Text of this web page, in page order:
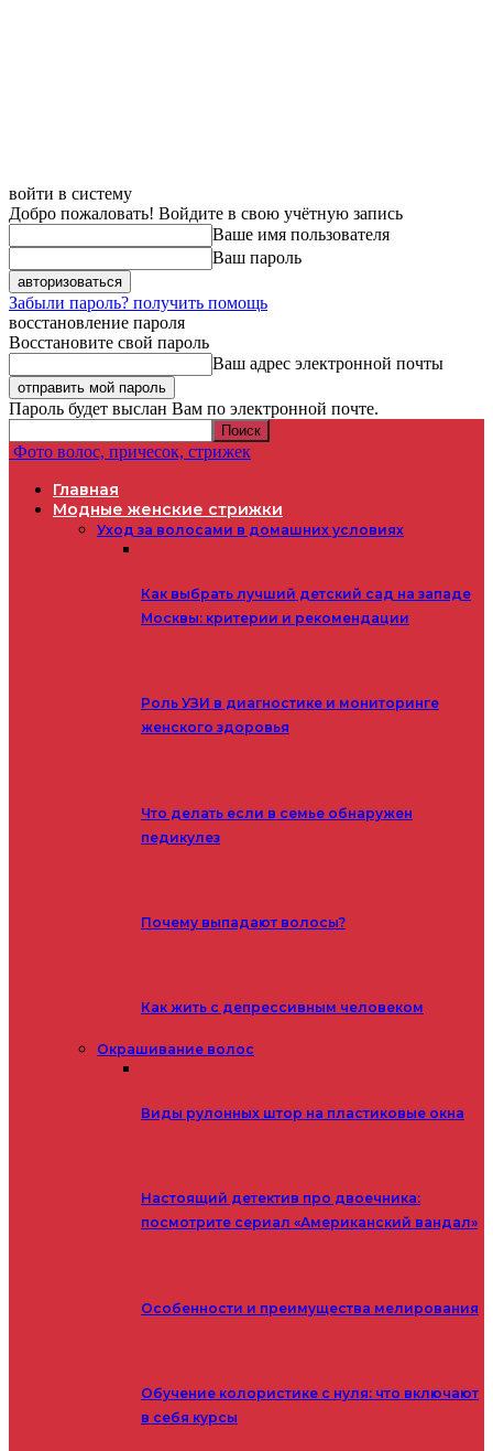
войти в систему
Добро пожаловать! Войдите в свою учётную запись
Ваше имя пользователя
Ваш пароль
Забыли пароль? получить помощь
восстановление пароля
Восстановите свой пароль
Ваш адрес электронной почты
Пароль будет выслан Вам по электронной почте.
Фото волос, причесок, стрижек
Главная
Модные женские стрижки
Уход за волосами в домашних условиях
Как выбрать лучший детский сад на западе
Москвы: критерии и рекомендации
Роль УЗИ в диагностике и мониторинге
женского здоровья
Что делать если в семье обнаружен
педикулез
Почему выпадают волосы?
Как жить с депрессивным человеком
Окрашивание волос
Виды рулонных штор на пластиковые окна
Настоящий детектив про двоечника:
посмотрите сериал «Американский вандал»
Особенности и преимущества мелирования
Обучение колористике с нуля: что включают
в себя курсы